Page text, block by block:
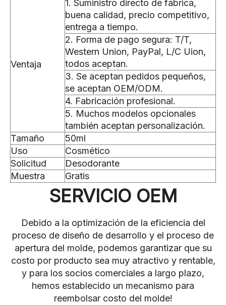
Ventaja
1. Suministro directo de fábrica,
buena calidad, precio competitivo,
entrega a tiempo.
2. Forma de pago segura: T/T,
Western Union, PayPal, L/C Uion,
todos aceptan.
3. Se aceptan pedidos pequeños,
se aceptan OEM/ODM.
4. Fabricación profesional.
5. Muchos modelos opcionales
también aceptan personalización.
Tamaño
50ml
Uso
Cosmético
Solicitud
Desodorante
Muestra
Gratis
SERVICIO OEM
Debido a la optimización de la eficiencia del
proceso de diseño de desarrollo y el proceso de
apertura del molde, podemos garantizar que su
costo por producto sea muy atractivo y rentable,
y para los socios comerciales a largo plazo,
hemos establecido un mecanismo para
reembolsar costo del molde!